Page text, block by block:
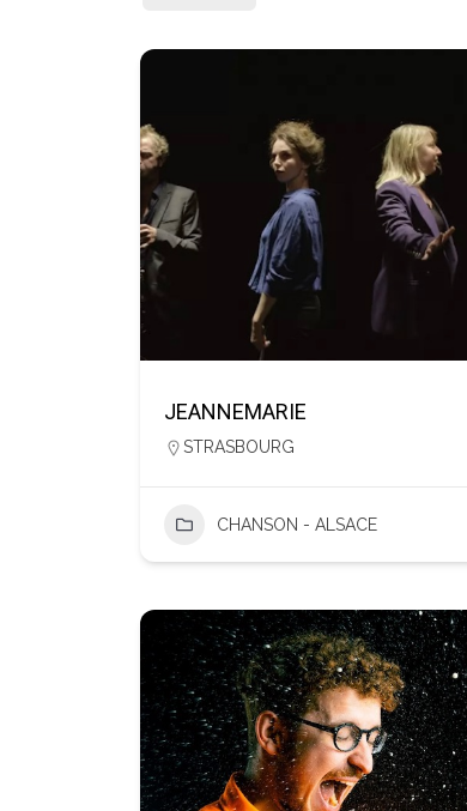
JEANNEMARIE
STRASBOURG
CHANSON - ALSACE